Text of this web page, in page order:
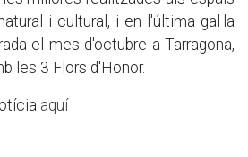
i cultural, i en l'última gal·la
el mes d'octubre a Tarragona,
les 3 Flors d'Honor.
aquí